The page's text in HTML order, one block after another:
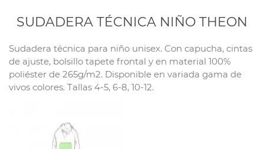
SUDADERA TÉCNICA NIÑO THEON
Sudadera técnica para niño unisex. Con capucha, cintas
de ajuste, bolsillo tapete frontal y en material 100%
poliéster de 265g/m2. Disponible en variada gama de
vivos colores. Tallas 4-5, 6-8, 10-12.